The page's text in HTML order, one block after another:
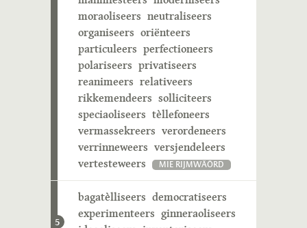
moraoliseers neutraliseers
organiseers oriënteers
particuleers perfectioneers
polariseers privatiseers
reanimeers relativeers
rikkemendeers solliciteers
speciaoliseers tèllefoneers
vermassekreers verordeneers
verrinneweers versjendeleers
vertesteweers
MIE RIJMWÄÖRD
5
bagatèlliseers democratiseers
experimenteers ginneraoliseers